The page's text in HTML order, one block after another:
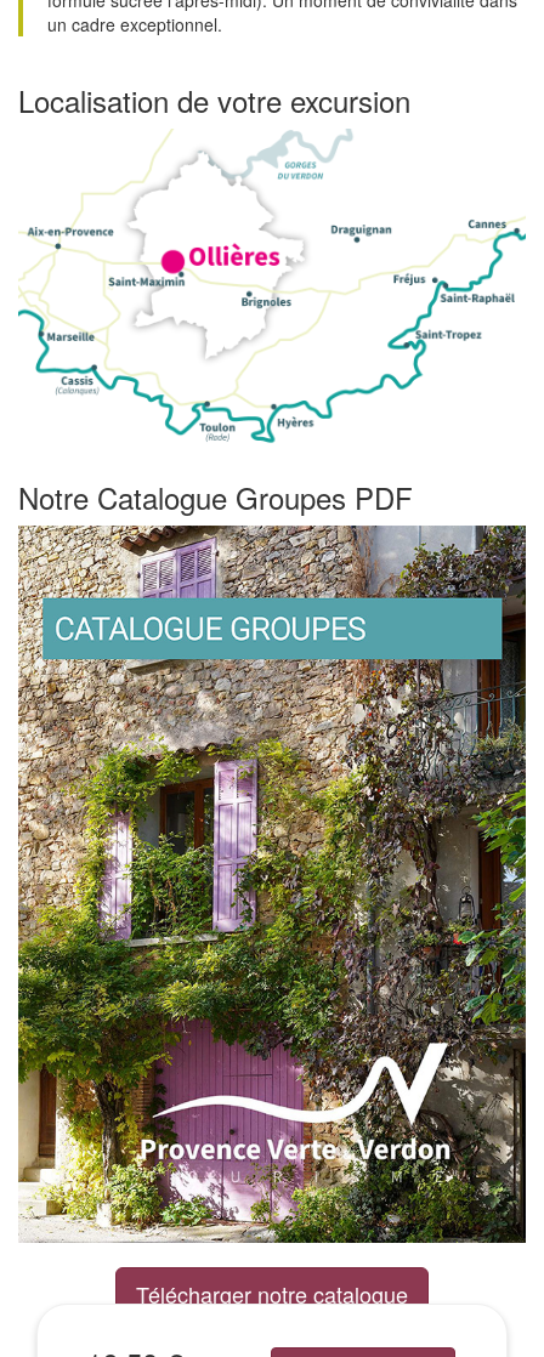
un cadre exceptionnel.
Localisation de votre excursion
Notre Catalogue Groupes PDF
Télécharger notre catalogue